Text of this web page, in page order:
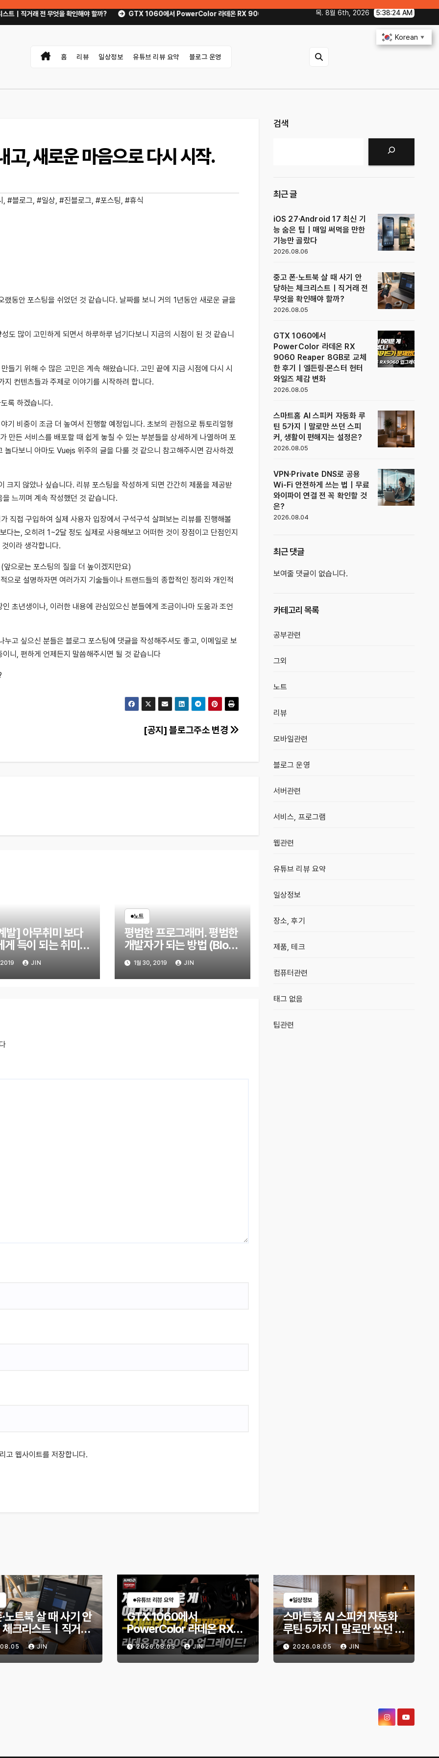
전 무엇을 확인해야 할까? GTX 1060에서 PowerColor 라데온 RX 9060 Reaper 8GB로 교체한 후기｜엘든링·몬스터 헌터 와일즈 체감 변화
목. 8월 6th, 2026 5:38:25 AM
홈 리뷰 일상정보 유튜브 리뷰 요약 블로그 운영
고, 새로운 마음으로 다시 시작.
, #블로그, #일상, #진블로그, #포스팅, #휴식
동안 포스팅을 쉬었던 것 같습니다. 날짜를 보니 거의 1년동안 새로운 글을
도 많이 고민하게 되면서 하루하루 넘기다보니 지금의 시점이 된 것 같습니
들기 위해 수 많은 고민은 계속 해왔습니다. 고민 끝에 지금 시점에 다시 시
컨텐츠들과 주제로 이야기를 시작하려 합니다.
록 하겠습니다.
기 비중이 조금 더 높여서 진행할 예정입니다. 초보의 관점으로 튜토리얼형
만든 서비스를 배포할 때 쉽게 놓칠 수 있는 부분들을 상세하게 나열하며 포
다보니 아마도 Vuejs 위주의 글을 다룰 것 같으니 참고해주시면 감사하겠
크지 않았나 싶습니다. 리뷰 포스팅을 작성하게 되면 간간히 제품을 제공받
느끼며 계속 작성했던 것 같습니다.
직접 구입하여 실제 사용자 입장에서 구석구석 살펴보는 리뷰를 진행해볼
다는, 오히려 1~2달 정도 실제로 사용해보고 어떠한 것이 장점이고 단점인지
이라 생각합니다.
으로는 포스팅의 질을 더 높이겠지만요)
으로 설명하자면 여러가지 기술들이나 트랜드들의 종합적인 정리와 개인적
초년생이나, 이러한 내용에 관심있으신 분들에게 조금이나마 도움과 조언
고 싶으신 분들은 블로그 포스팅에 댓글을 작성해주셔도 좋고, 이메일로 보
니, 편하게 언제든지 말씀해주시면 될 것 같습니다
[공지] 블로그주소 변경
발] 아무취미 보다
게 득이 되는 취미를
JIN
노트
평범한 프로그래머. 평범한
개발자가 되는 방법 (Blog,
GitHub, Study)
1월 30, 2019 JIN
고 웹사이트를 저장합니다.
검색
최근 글
iOS 27·Android 17 최신 기
능 숨은 팁｜매일 써먹을 만한
기능만 골랐다
2026.08.06
중고 폰·노트북 살 때 사기 안
당하는 체크리스트｜직거래 전
무엇을 확인해야 할까?
2026.08.05
GTX 1060에서
PowerColor 라데온 RX
9060 Reaper 8GB로 교체
한 후기｜엘든링·몬스터 헌터
와일즈 체감 변화
2026.08.05
스마트홈 AI 스피커 자동화 루
틴 5가지｜말로만 쓰던 스피
커, 생활이 편해지는 설정은?
2026.08.05
VPN·Private DNS로 공용
Wi-Fi 안전하게 쓰는 법｜무료
와이파이 연결 전 꼭 확인할 것
은?
2026.08.04
최근 댓글
보여줄 댓글이 없습니다.
카테고리 목록
공부관련
그외
노트
리뷰
모바일관련
블로그 운영
서버관련
서비스, 프로그램
웹관련
유튜브 리뷰 요약
일상정보
장소, 후기
제품, 테크
컴퓨터관련
태그 없음
팁관련
노트북 살 때 사기 안
크리스트｜직거래
확인해야 할까?
JIN
유튜브 리뷰 요약
GTX 1060에서
PowerColor 라데온 RX
9060 Reaper 8GB로 교
체한 후기｜엘든링·몬스터
헌터 와일즈 체감 변화
2026.08.05 JIN
일상정보
스마트홈 AI 스피커 자동화
루틴 5가지｜말로만 쓰던 스
피커, 생활이 편해지는 설정
은?2026.08.05 JIN
Korean ▼